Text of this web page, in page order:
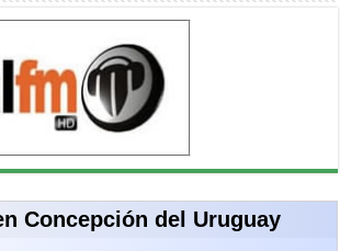
Concepción del Uruguay